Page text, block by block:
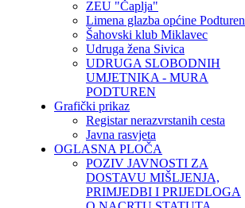
ZEU "Čaplja"
Limena glazba općine Podturen
Šahovski klub Miklavec
Udruga žena Sivica
UDRUGA SLOBODNIH
UMJETNIKA - MURA
PODTUREN
Grafički prikaz
Registar nerazvrstanih cesta
Javna rasvjeta
OGLASNA PLOČA
POZIV JAVNOSTI ZA
DOSTAVU MIŠLJENJA,
PRIMJEDBI I PRIJEDLOGA